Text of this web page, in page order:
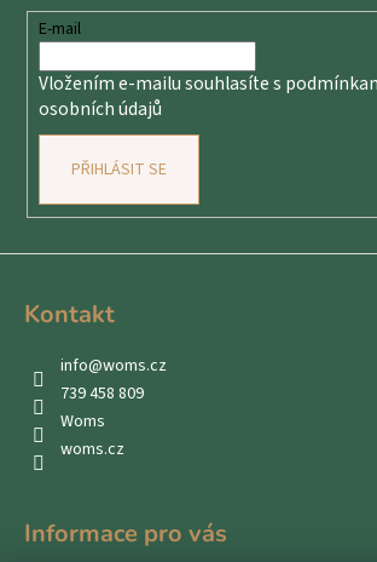
E-mail
Vložením e-mailu souhlasíte s
osobních údajů
PŘIHLÁSIT SE
Kontakt
info@woms.cz
739 458 809
Woms
woms.cz
Informace pro vás